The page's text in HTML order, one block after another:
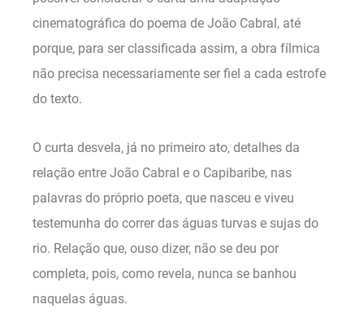
cinematográfica do poema de João Cabral, até
porque, para ser classificada assim, a obra fílmica
não precisa necessariamente ser fiel a cada estrofe
do texto.
O curta desvela, já no primeiro ato, detalhes da
relação entre João Cabral e o Capibaribe, nas
palavras do próprio poeta, que nasceu e viveu
testemunha do correr das águas turvas e sujas do
rio. Relação que, ouso dizer, não se deu por
completa, pois, como revela, nunca se banhou
naquelas águas.